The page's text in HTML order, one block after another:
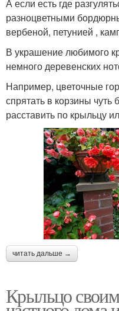
А если есть где
разноцветными
вербеной, петунией ,
В украшение любимого
немного деревенских
Например, цветочные
спрятать в корзины чуть
расставить по крыльцу
читать дальше →
Крыльцо